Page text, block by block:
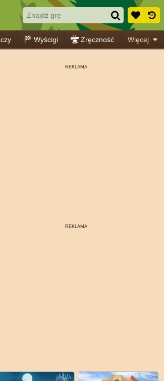
Wyścigi Zręczność Więcej